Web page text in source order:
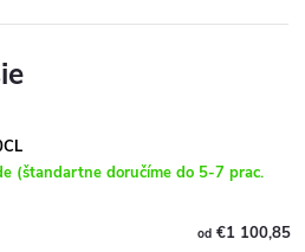
(štandartne doručíme do 5-7 prac.
od€1 100,85